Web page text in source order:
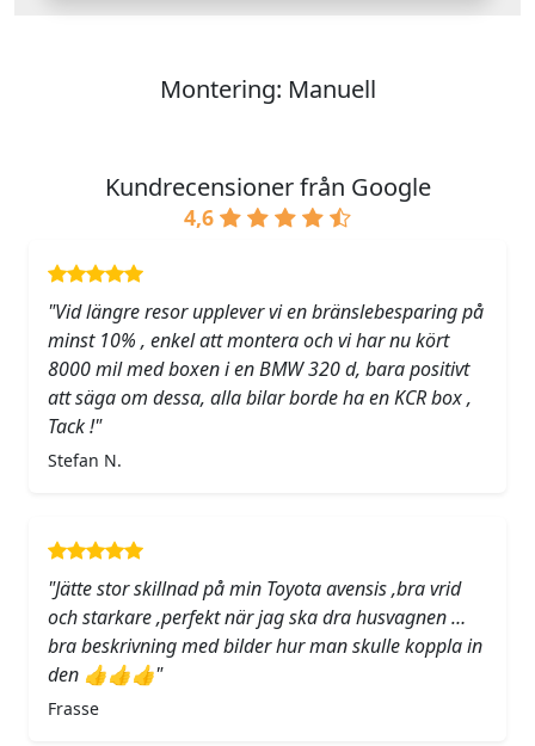
Montering: Manuell
Kundrecensioner från Google
4,6
"Vid längre resor upplever vi en bränslebesparing på
minst 10% , enkel att montera och vi har nu kört
8000 mil med boxen i en BMW 320 d, bara positivt
att säga om dessa, alla bilar borde ha en KCR box ,
Tack !"
Stefan N.
"Jätte stor skillnad på min Toyota avensis ,bra vrid
och starkare ,perfekt när jag ska dra husvagnen …
bra beskrivning med bilder hur man skulle koppla in
den 👍👍👍"
Frasse